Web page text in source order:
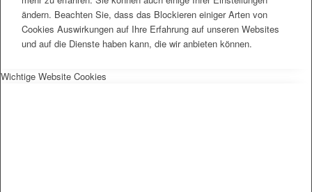
ändern. Beachten Sie, dass das Blockieren einiger Arten von
Cookies Auswirkungen auf Ihre Erfahrung auf unseren Websites
und auf die Dienste haben kann, die wir anbieten können.
Wichtige Website Cookies